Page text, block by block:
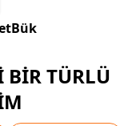
BİR TÜRLÜ